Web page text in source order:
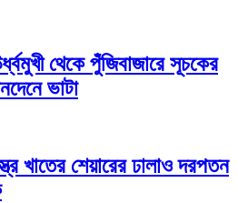
থেকে পুঁজিবাজারে সূচকের
ভাটা
খাতের শেয়ারের ঢালাও দরপতন